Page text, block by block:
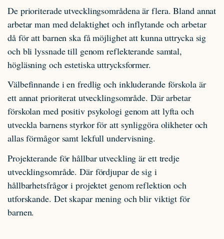
De prioriterade utvecklingsområdena är flera. Bland annat
arbetar man med delaktighet och inflytande och arbetar
då för att barnen ska få möjlighet att kunna uttrycka sig
och bli lyssnade till genom reflekterande samtal,
högläsning och estetiska uttrycksformer.
Välbefinnande i en fredlig och inkluderande förskola är
ett annat prioriterat utvecklingsområde. Där arbetar
förskolan med positiv psykologi genom att lyfta och
utveckla barnens styrkor för att synliggöra olikheter och
allas förmågor samt lekfull undervisning.
Projekterande för hållbar utveckling är ett tredje
utvecklingsområde. Där fördjupar de sig i
hållbarhetsfrågor i projektet genom reflektion och
utforskande. Det skapar mening och blir viktigt för
barnen.